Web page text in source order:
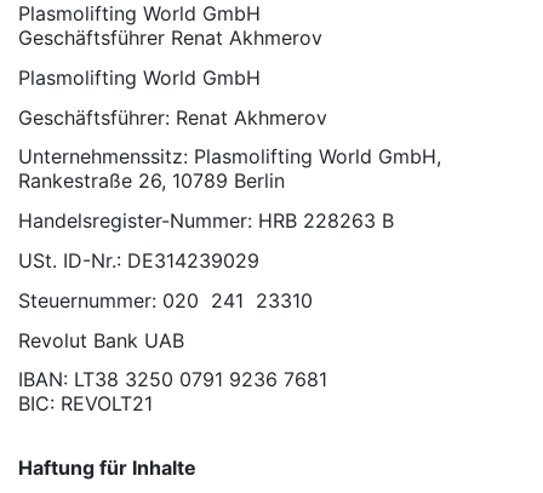
Plasmolifting World GmbH
Geschäftsführer Renat Akhmerov
Plasmolifting World GmbH
Geschäftsführer: Renat Akhmerov
Unternehmenssitz: Plasmolifting World GmbH,
Rankestraße 26, 10789 Berlin
Handelsregister-Nummer: HRB 228263 B
USt. ID-Nr.: DE314239029
Steuernummer: 020 241 23310
Revolut Bank UAB
IBAN: LT38 3250 0791 9236 7681
BIC: REVOLT21
Haftung für Inhalte